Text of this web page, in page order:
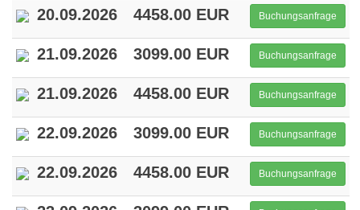
20.09.2026 4458.00 EUR Buchungsanfrage
21.09.2026 3099.00 EUR Buchungsanfrage
21.09.2026 4458.00 EUR Buchungsanfrage
22.09.2026 3099.00 EUR Buchungsanfrage
22.09.2026 4458.00 EUR Buchungsanfrage